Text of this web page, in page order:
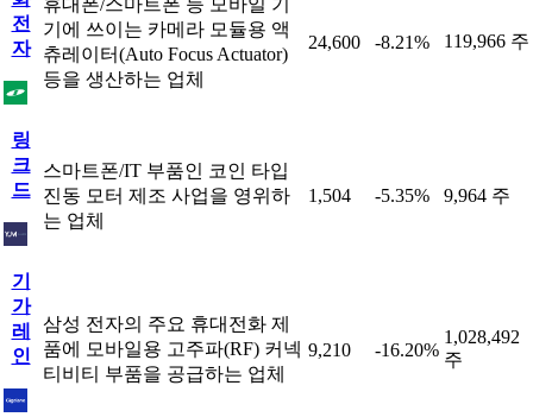
전
자
휴대폰/스마트폰 등 모바일 기
기에 쓰이는 카메라 모듈용 액
츄레이터(Auto Focus Actuator)
등을 생산하는 업체
24,600 -8.21% 119,966 주
링
크
드
스마트폰/IT 부품인 코인 타입
진동 모터 제조 사업을 영위하
는 업체
1,504 -5.35% 9,964 주
기
가
레
인
삼성 전자의 주요 휴대전화 제
품에 모바일용 고주파(RF) 커넥
티비티 부품을 공급하는 업체
9,210 -16.20%
1,028,492
주